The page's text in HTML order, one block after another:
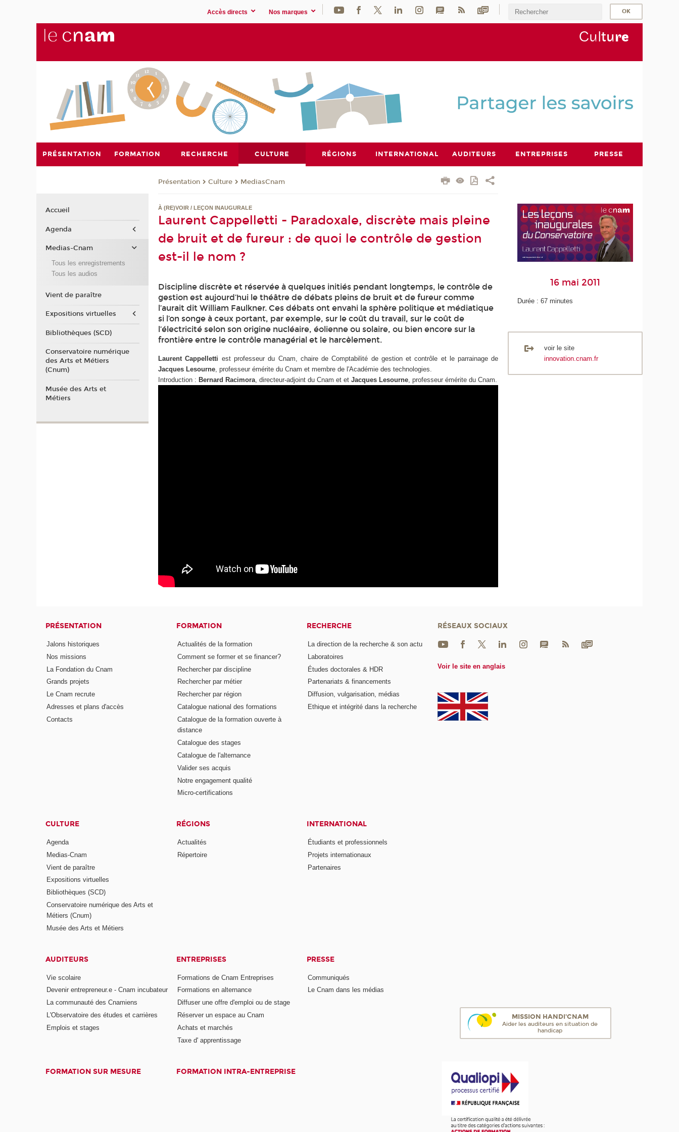
Accès directs Nos marques
Culture
PRÉSENTATION FORMATION RECHERCHE CULTURE RÉGIONS INTERNATIONAL AUDITEURS ENTREPRISES PRESSE
Présentation Culture MediasCnam
À (RE)VOIR / LEÇON INAUGURALE
Laurent Cappelletti - Paradoxale, discrète mais pleine
de bruit et de fureur : de quoi le contrôle de gestion
est-il le nom ?
Discipline discrète et réservée à quelques initiés pendant longtemps, le contrôle de
gestion est aujourd’hui le théâtre de débats pleins de bruit et de fureur comme
l’aurait dit William Faulkner. Ces débats ont envahi la sphère politique et médiatique
si l’on songe à ceux portant, par exemple, sur le coût du travail, sur le coût de
l’électricité selon son origine nucléaire, éolienne ou solaire, ou bien encore sur la
frontière entre le contrôle managérial et le harcèlement.
Laurent Cappelletti est professeur du Cnam, chaire de Comptabilité de gestion et contrôle et le parrainage de
Jacques Lesourne , professeur émérite du Cnam et membre de l'Académie des technologies.
Introduction :Bernard Racimora , directeur-adjoint du Cnam et etJacques Lesourne , professeur émérite du Cnam.
16 mai 2011
Durée : 67 minutes
voir le site
innovation.cnam.fr
Accueil
Agenda
Medias-Cnam
Tous les enregistrements
Tous les audios
Vient de paraître
Expositions virtuelles
Bibliothèques (SCD)
Conservatoire numérique
des Arts et Métiers
(Cnum)
Musée des Arts et
Métiers
PRÉSENTATION
Jalons historiques
Nos missions
La Fondation du Cnam
Grands projets
Le Cnam recrute
Adresses et plans d'accès
Contacts
FORMATION
Actualités de la formation
Comment se former et se financer?
Rechercher par discipline
Rechercher par métier
Rechercher par région
Catalogue national des formations
Catalogue de la formation ouverte à
distance
Catalogue des stages
Catalogue de l'alternance
Valider ses acquis
Notre engagement qualité
Micro-certifications
RECHERCHE
La direction de la recherche & son actu
Laboratoires
Études doctorales & HDR
Partenariats & financements
Diffusion, vulgarisation, médias
Ethique et intégrité dans la recherche
CULTURE
Agenda
Medias-Cnam
Vient de paraître
Expositions virtuelles
Bibliothèques (SCD)
Conservatoire numérique des Arts et
Métiers (Cnum)
Musée des Arts et Métiers
RÉGIONS
Actualités
Répertoire
INTERNATIONAL
Étudiants et professionnels
Projets internationaux
Partenaires
AUDITEURS
Vie scolaire
Devenir entrepreneur.e - Cnam incubateur
La communauté des Cnamiens
L'Observatoire des études et carrières
Emplois et stages
ENTREPRISES
Formations de Cnam Entreprises
Formations en alternance
Diffuser une offre d'emploi ou de stage
Réserver un espace au Cnam
Achats et marchés
Taxe d' apprentissage
PRESSE
Communiqués
Le Cnam dans les médias
FORMATION SUR MESURE FORMATION INTRA-ENTREPRISE
RÉSEAUX SOCIAUX
Voir le site en anglais
MISSION HANDI'CNAM
Aider les auditeurs en situation de
handicap